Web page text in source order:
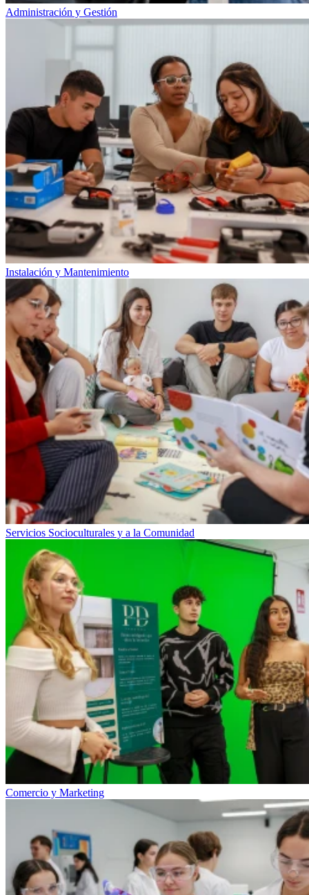
Administración y Gestión
Instalación y Mantenimiento
Servicios Socioculturales y a la Comunidad
Comercio y Marketing